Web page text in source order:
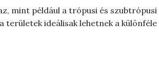
mint például a trópusi és szubtrópusi
területek ideálisak lehetnek a különféle